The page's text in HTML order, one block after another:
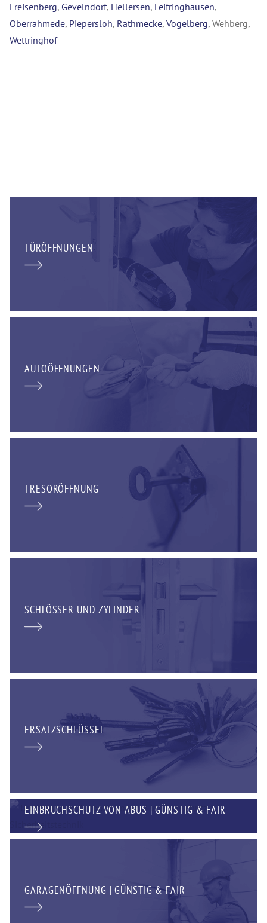
Freisenberg, Gevelndorf, Hellersen, Leifringhausen,
Oberrahmede, Piepersloh, Rathmecke, Vogelberg, Wehberg,
Wettringhof
TÜRÖFFNUNGEN
AUTOÖFFNUNGEN
TRESORÖFFNUNG
SCHLÖSSER UND ZYLINDER
ERSATZSCHLÜSSEL
EINBRUCHSCHUTZ VON ABUS | GÜNSTIG & FAIR
GARAGENÖFFNUNG | GÜNSTIG & FAIR